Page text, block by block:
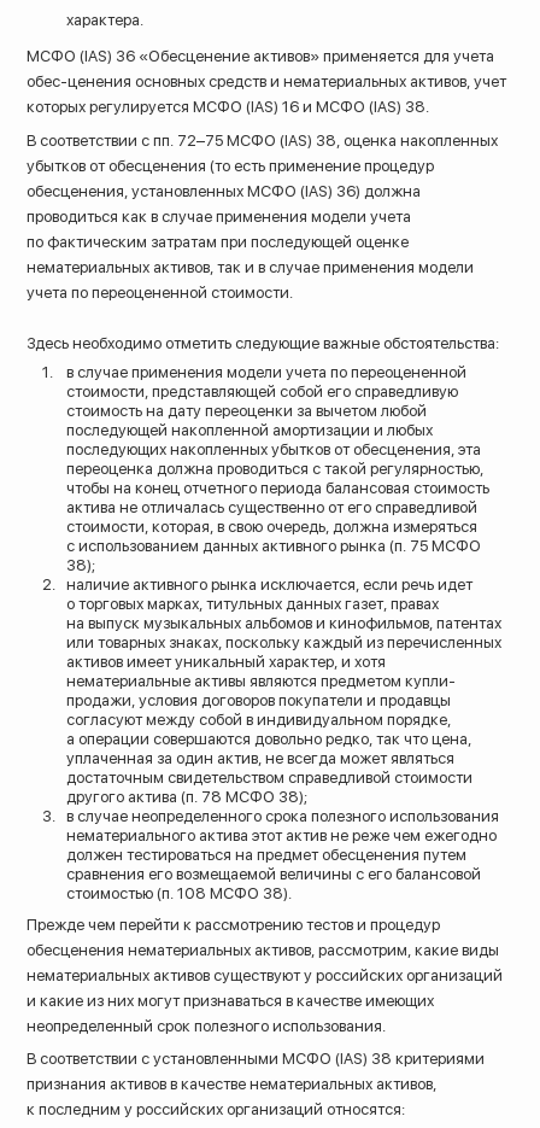
характера.
МСФО (IAS) 36 «Обесценение активов» применяется для учета
обес-ценения основных средств и нематериальных активов, учет
которых регулируется МСФО (IAS) 16 и МСФО (IAS) 38.
В соответствии с пп. 72–75 МСФО (IAS) 38, оценка накопленных
убытков от обесценения (то есть применение процедур
обесценения, установленных МСФО (IAS) 36) должна
проводиться как в случае применения модели учета
по фактическим затратам при последующей оценке
нематериальных активов, так и в случае применения модели
учета по переоцененной стоимости.
Здесь необходимо отметить следующие важные обстоятельства:
в случае применения модели учета по переоцененной
стоимости, представляющей собой его справедливую
стоимость на дату переоценки за вычетом любой
последующей накопленной амортизации и любых
последующих накопленных убытков от обесценения, эта
переоценка должна проводиться с такой регулярностью,
чтобы на конец отчетного периода балансовая стоимость
актива не отличалась существенно от его справедливой
стоимости, которая, в свою очередь, должна измеряться
с использованием данных активного рынка (п. 75 МСФО
38);
наличие активного рынка исключается, если речь идет
о торговых марках, титульных данных газет, правах
на выпуск музыкальных альбомов и кинофильмов, патентах
или товарных знаках, поскольку каждый из перечисленных
активов имеет уникальный характер, и хотя
нематериальные активы являются предметом купли-
продажи, условия договоров покупатели и продавцы
согласуют между собой в индивидуальном порядке,
а операции совершаются довольно редко, так что цена,
уплаченная за один актив, не всегда может являться
достаточным свидетельством справедливой стоимости
другого актива (п. 78 МСФО 38);
в случае неопределенного срока полезного использования
нематериального актива этот актив не реже чем ежегодно
должен тестироваться на предмет обесценения путем
сравнения его возмещаемой величины с его балансовой
стоимостью (п. 108 МСФО 38).
Прежде чем перейти к рассмотрению тестов и процедур
обесценения нематериальных активов, рассмотрим, какие виды
нематериальных активов существуют у российских организаций
и какие из них могут признаваться в качестве имеющих
неопределенный срок полезного использования.
В соответствии с установленными МСФО (IAS) 38 критериями
признания активов в качестве нематериальных активов,
к последним у российских организаций относятся: